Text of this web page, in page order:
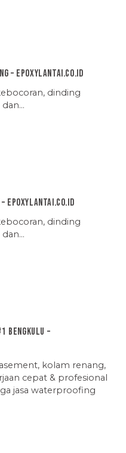
– EpoxyLantai.co.id
dinding
EpoxyLantai.co.id
dinding
Bengkulu –
kolam renang,
cepat & profesional
jasa waterproofing